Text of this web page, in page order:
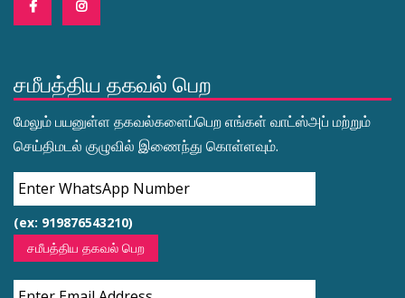
சமீபத்திய தகவல் பெற
மேலும் பயனுள்ள தகவல்களைப்பெற எங்கள் வாட்ஸ்அப் மற்றும்
செய்திமடல் குழுவில் இணைந்து கொள்ளவும்.
(ex: 919876543210)
சமீபத்திய தகவல் பெற